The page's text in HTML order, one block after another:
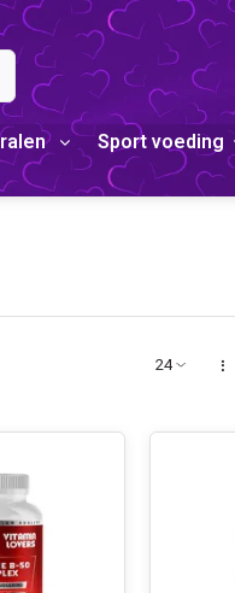
Sport voeding